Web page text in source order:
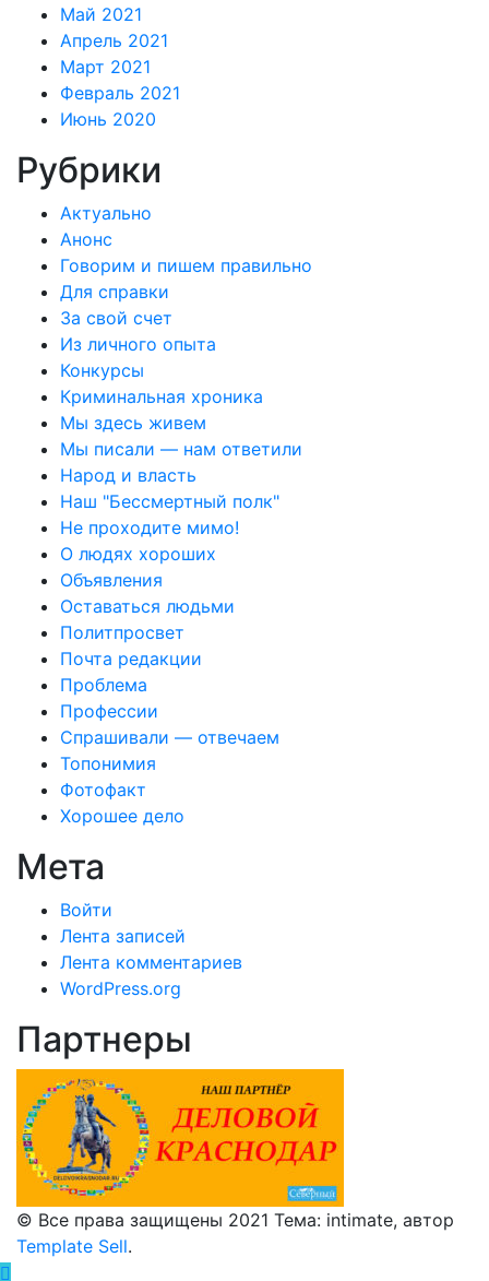
Май 2021
Апрель 2021
Март 2021
Февраль 2021
Июнь 2020
Рубрики
Актуально
Анонс
Говорим и пишем правильно
Для справки
За свой счет
Из личного опыта
Конкурсы
Криминальная хроника
Мы здесь живем
Мы писали — нам ответили
Народ и власть
Наш "Бессмертный полк"
Не проходите мимо!
О людях хороших
Объявления
Оставаться людьми
Политпросвет
Почта редакции
Проблема
Профессии
Спрашивали — отвечаем
Топонимия
Фотофакт
Хорошее дело
Мета
Войти
Лента записей
Лента комментариев
WordPress.org
Партнеры
© Все права защищены 2021 Тема: intimate, автор
Template Sell.